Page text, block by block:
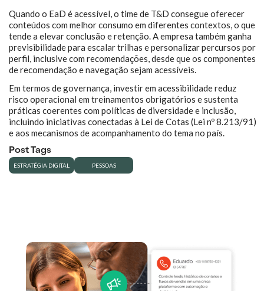
Quando o EaD é acessível, o time de T&D consegue oferecer
conteúdos com melhor consumo em diferentes contextos, o que
tende a elevar conclusão e retenção. A empresa também ganha
previsibilidade para escalar trilhas e personalizar percursos por
perfil, inclusive com recomendações, desde que os componentes
de recomendação e navegação sejam acessíveis.
Em termos de governança, investir em acessibilidade reduz
risco operacional em treinamentos obrigatórios e sustenta
práticas coerentes com políticas de diversidade e inclusão,
incluindo iniciativas conectadas à Lei de Cotas (Lei nº 8.213/91)
e aos mecanismos de acompanhamento do tema no país.
Post Tags
ESTRATÉGIA DIGITAL PESSOAS